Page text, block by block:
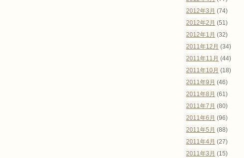
2012年3月 (74)
2012年2月 (51)
2012年1月 (32)
2011年12月 (34)
2011年11月 (44)
2011年10月 (18)
2011年9月 (46)
2011年8月 (61)
2011年7月 (80)
2011年6月 (96)
2011年5月 (88)
2011年4月 (27)
2011年3月 (15)